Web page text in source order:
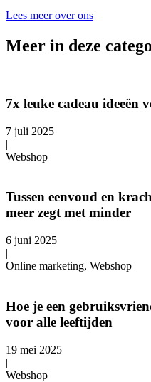
Lees meer over ons
Meer in deze
7x leuke cadeau ideeën
7 juli 2025
|
Webshop
Tussen eenvoud en
meer zegt met minder
6 juni 2025
|
Online marketing, Webshop
Hoe je een
voor alle leeftijden
19 mei 2025
|
Webshop